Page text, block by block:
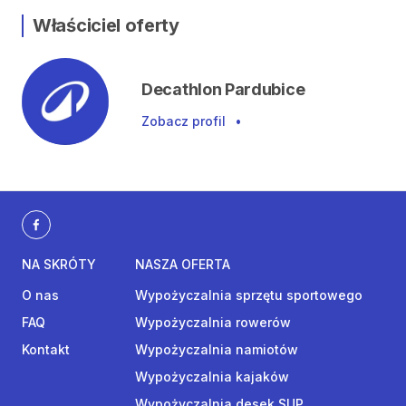
Właściciel oferty
Decathlon Pardubice
Zobacz profil •
NA SKRÓTY
O nas
FAQ
Kontakt
NASZA OFERTA
Wypożyczalnia sprzętu sportowego
Wypożyczalnia rowerów
Wypożyczalnia namiotów
Wypożyczalnia kajaków